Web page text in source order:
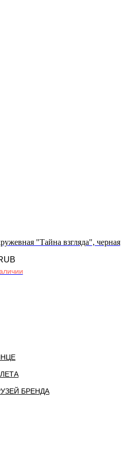
"Тайна взгляда", черная
БРЕНДА